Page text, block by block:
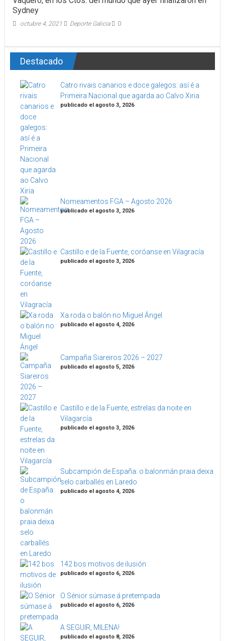
Sydney
octubre 4, 2021 Deporte Galicia 0
Destacado
Catro rivais canarios e doce galegos: así é a
Primeira Nacional que agarda ao Calvo Xiria
publicado el agosto 3, 2026
Nomeamentos FGA – Agosto 2026
publicado el agosto 3, 2026
Castillo e de la Fuente, coróanse en Vilagracía
publicado el agosto 3, 2026
Xa roda o balón no Miguel Ángel
publicado el agosto 4, 2026
Campaña Siareiros 2026 – 2027
publicado el agosto 5, 2026
Castillo e de la Fuente, estrelas da noite en
Vilagarcía
publicado el agosto 3, 2026
Subcampión de España: o balonmán praia deixa
selo carballés en Laredo
publicado el agosto 4, 2026
142 bos motivos de ilusión
publicado el agosto 6, 2026
O Sénior súmase á pretempada
publicado el agosto 6, 2026
A SEGUIR, MILENA!
publicado el agosto 8, 2026